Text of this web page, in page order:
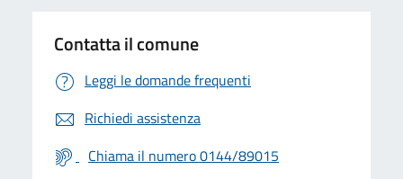
Contatta il comune
Leggi le domande frequenti
Richiedi assistenza
Chiama il numero 0144/89015